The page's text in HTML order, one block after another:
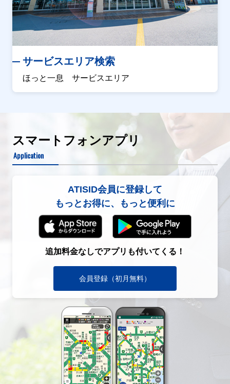
サービスエリア検索
ほっと一息 サービスエリア
スマートフォンアプリ
Application
ATISID会員に登録して
もっとお得に、もっと便利に
追加料金なしでアプリも付いてくる！
会員登録（初月無料）